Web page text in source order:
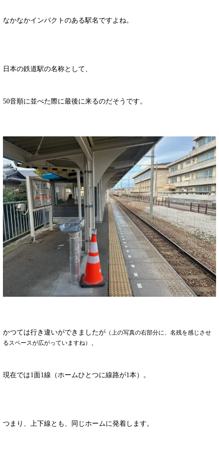
なかなかインパクトのある駅名ですよね。
日本の鉄道駅の名称として、
50音順に並べた際に最後に来るのだそうです。
かつては行き違いができましたが （上の写真の右部分に、名残を感じさせ
るスペースが広がっていますね）
現在では1面1線（ホームひとつに線路が1本）。
つまり、上下線とも、同じホームに発着します。